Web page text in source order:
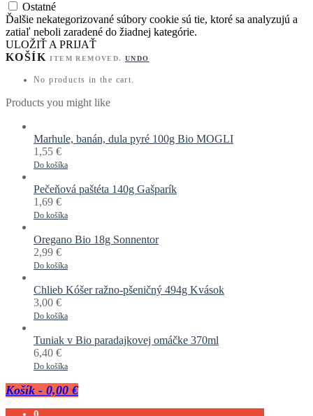
Ostatné
Ďalšie nekategorizované súbory cookie sú tie, ktoré sa analyzujú a
zatiaľ neboli zaradené do žiadnej kategórie.
ULOŽIŤ A PRIJAŤ
KOŠÍKITEM REMOVED.UNDO
No products in the cart.
Products you might like
Marhule, banán, dula pyré 100g Bio MOGLI
1,55 €
Do košíka
Pečeňová paštéta 140g Gašparík
1,69 €
Do košíka
Oregano Bio 18g Sonnentor
2,99 €
Do košíka
Chlieb Kóšer ražno-pšeničný 494g Kvások
3,00 €
Do košíka
Tuniak v Bio paradajkovej omáčke 370ml
6,40 €
Do košíka
Košík - 0,00 €